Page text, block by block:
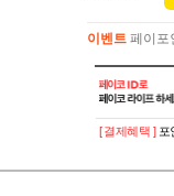
이벤트 페이포
이벤트페이포
[ 결제혜택 ] 포